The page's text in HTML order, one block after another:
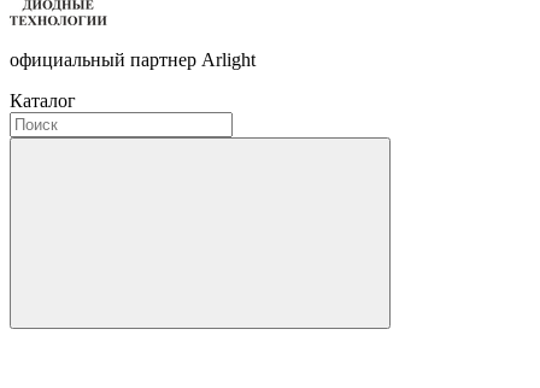
официальный партнер Arlight
Каталог